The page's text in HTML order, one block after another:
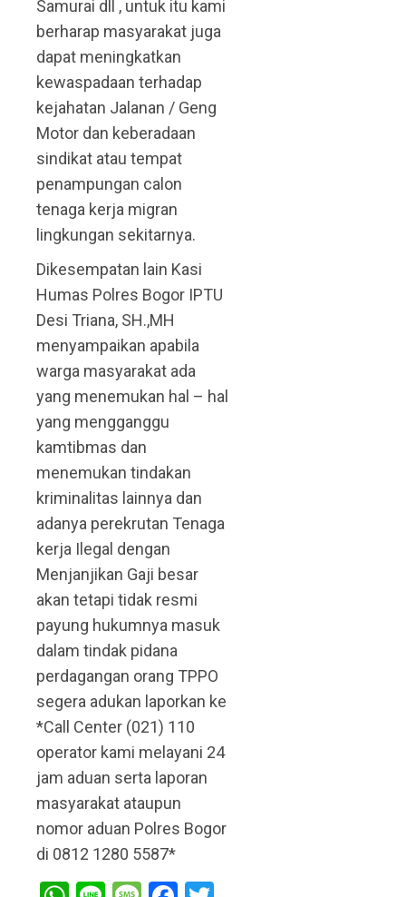
Samurai dll , untuk itu kami
berharap masyarakat juga
dapat meningkatkan
kewaspadaan terhadap
kejahatan Jalanan / Geng
Motor dan keberadaan
sindikat atau tempat
penampungan calon
tenaga kerja migran
lingkungan sekitarnya.
Dikesempatan lain Kasi
Humas Polres Bogor IPTU
Desi Triana, SH.,MH
menyampaikan apabila
warga masyarakat ada
yang menemukan hal – hal
yang mengganggu
kamtibmas dan
menemukan tindakan
kriminalitas lainnya dan
adanya perekrutan Tenaga
kerja Ilegal dengan
Menjanjikan Gaji besar
akan tetapi tidak resmi
payung hukumnya masuk
dalam tindak pidana
perdagangan orang TPPO
segera adukan laporkan ke
*Call Center (021) 110
operator kami melayani 24
jam aduan serta laporan
masyarakat ataupun
nomor aduan Polres Bogor
di 0812 1280 5587*